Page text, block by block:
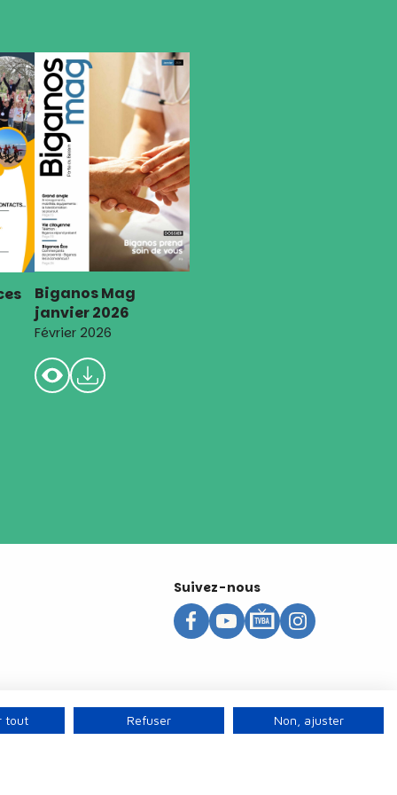
Biganos Mag
janvier 2026
Février 2026
Suivez-nous
tout Refuser Non, ajuster